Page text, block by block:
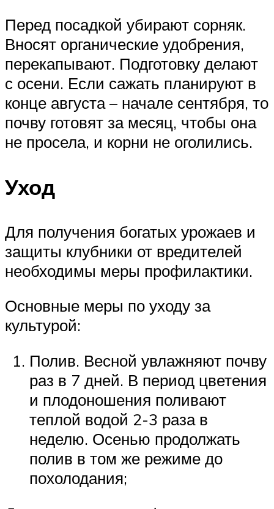
Перед посадкой убирают сорняк.
Вносят органические удобрения,
перекапывают. Подготовку делают
с осени. Если сажать планируют в
конце августа – начале сентября, то
почву готовят за месяц, чтобы она
не просела, и корни не оголились.
Уход
Для получения богатых урожаев и
защиты клубники от вредителей
необходимы меры профилактики.
Основные меры по уходу за
культурой:
Полив. Весной увлажняют почву
раз в 7 дней. В период цветения
и плодоношения поливают
теплой водой 2-3 раза в
неделю. Осенью продолжать
полив в том же режиме до
похолодания;